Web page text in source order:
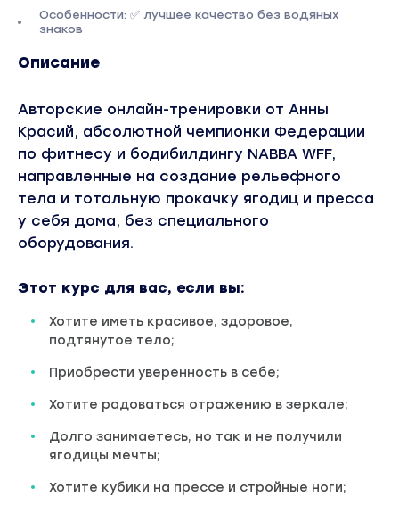
Особенности: ✅ лучшее качество без водяных
знаков
Описание
Авторские онлайн-тренировки от Анны
Красий, абсолютной чемпионки Федерации
по фитнесу и бодибилдингу NABBA WFF,
направленные на создание рельефного
тела и тотальную прокачку ягодиц и пресса
у себя дома, без специального
оборудования.
Этот курс для вас, если вы:
Хотите иметь красивое, здоровое,
подтянутое тело;
Приобрести уверенность в себе;
Хотите радоваться отражению в зеркале;
Долго занимаетесь, но так и не получили
ягодицы мечты;
Хотите кубики на прессе и стройные ноги;